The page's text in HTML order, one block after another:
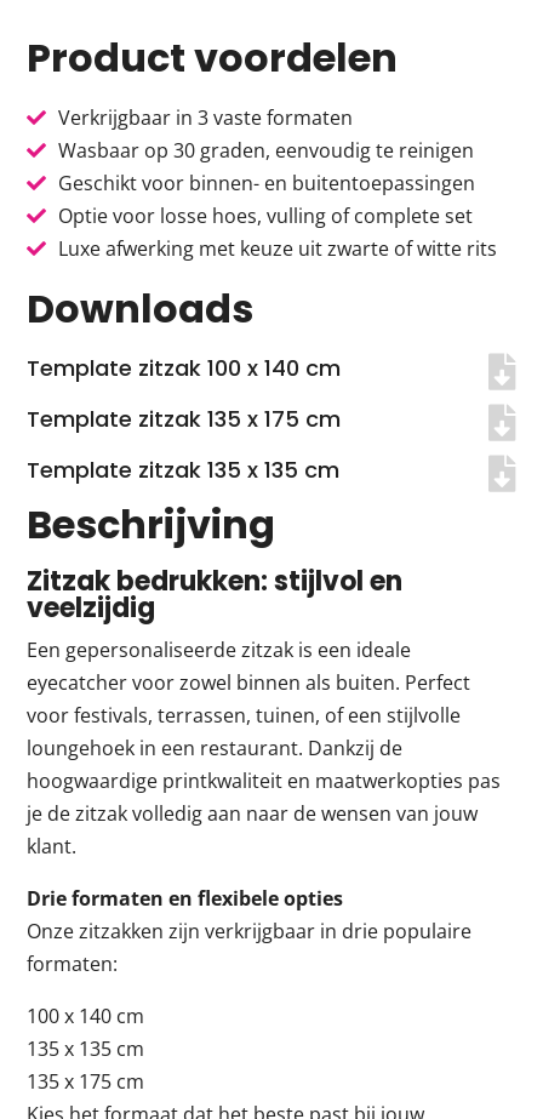
Product voordelen
Verkrijgbaar in 3 vaste formaten
Wasbaar op 30 graden, eenvoudig te reinigen
Geschikt voor binnen- en buitentoepassingen
Optie voor losse hoes, vulling of complete set
Luxe afwerking met keuze uit zwarte of witte rits
Beschrijving
Zitzak bedrukken: stijlvol en
veelzijdig
Een gepersonaliseerde zitzak is een ideale
eyecatcher voor zowel binnen als buiten. Perfect
voor festivals, terrassen, tuinen, of een stijlvolle
loungehoek in een restaurant. Dankzij de
hoogwaardige printkwaliteit en maatwerkopties pas
je de zitzak volledig aan naar de wensen van jouw
klant.
Drie formaten en flexibele opties
Onze zitzakken zijn verkrijgbaar in drie populaire
formaten:
100 x 140 cm
135 x 135 cm
135 x 175 cm
Kies het formaat dat het beste past bij jouw
Downloads
Template zitzak 100 x 140 cm
Template zitzak 135 x 175 cm
Template zitzak 135 x 135 cm